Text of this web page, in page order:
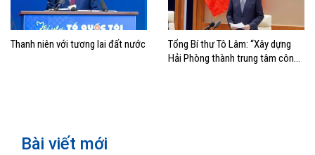
Thanh niên với tương lai đất nước
Tổng Bí thư Tô Lâm: “Xây dựng
Hải Phòng thành trung tâm công
Bài viết mới